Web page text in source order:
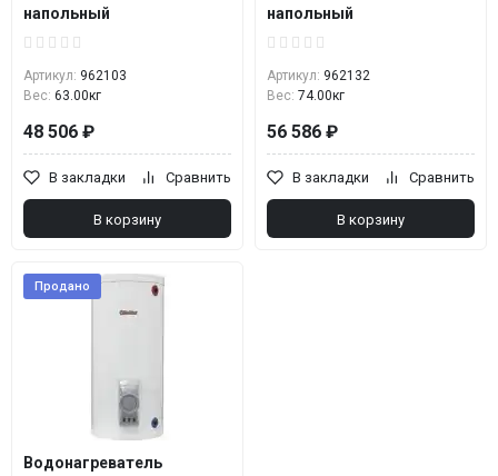
напольный
Артикул: 962103
Вес: 63.00кг
48 506 ₽
В закладки Сравнить
В корзину
напольный
Артикул: 962132
Вес: 74.00кг
56 586 ₽
В закладки Сравнить
В корзину
Продано
Водонагреватель